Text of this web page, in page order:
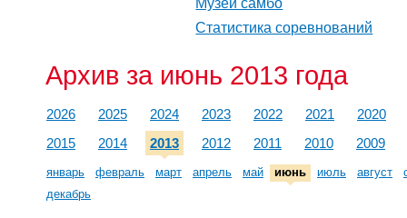
Музей самбо
Статистика соревнований
Архив за июнь 2013 года
2026 2025 2024 2023 2022 2021
2020
2015
2014 2013 2012 2011 2010 2009
январь февраль март апрель май июнь июль август
декабрь